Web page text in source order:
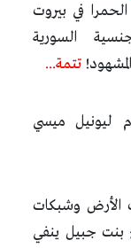
في بيروت
السورية
تتمة...
ليونيل ميسي
الأرض وشبكات
بنت جبيل ينفي